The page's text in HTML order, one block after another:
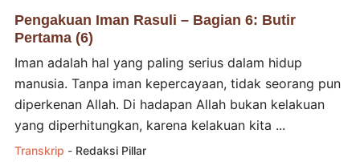
Pengakuan Iman Rasuli – Bagian 6: Butir
Pertama (6)
Iman adalah hal yang paling serius dalam hidup
manusia. Tanpa iman kepercayaan, tidak seorang pun
diperkenan Allah. Di hadapan Allah bukan kelakuan
yang diperhitungkan, karena kelakuan kita ...
Transkrip - Redaksi Pillar